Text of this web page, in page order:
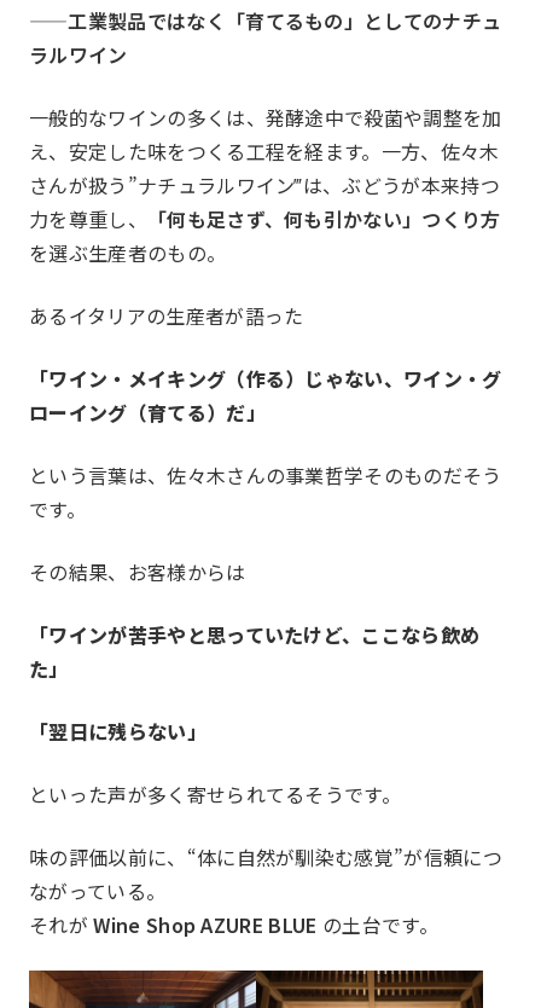
JOCとは
沿革
JOC発足の想い
第24
事業報告 Report
一覧を見る
部会報
コネクト委員会
——工業製品ではなく「育てるもの」としてのナチュ
ラルワイン
一般的なワインの多くは、発酵途中で殺菌や調整を加
え、安定した味をつくる工程を経ます。一方、佐々木
さんが扱う”ナチュラルワイン‴は、ぶどうが本来持つ
力を尊重し、
「何も足さず、何も引かない」つくり方
を選ぶ生産者のもの。
あるイタリアの生産者が語った
「ワイン・メイキング（作る）じゃない、ワイン・グ
ローイング（育てる）だ」
という言葉は、佐々木さんの事業哲学そのものだそう
です。
その結果、お客様からは
「ワインが苦手やと思っていたけど、ここなら飲め
た」
「翌日に残らない」
といった声が多く寄せられてるそうです。
味の評価以前に、“体に自然が馴染む感覚”が信頼につ
ながっている。
それがWine Shop AZURE BLUE の土台です。